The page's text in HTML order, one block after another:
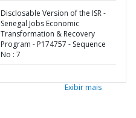
Disclosable Version of the ISR -
Senegal Jobs Economic
Transformation & Recovery
Program - P174757 - Sequence
No : 7
Exibir mais